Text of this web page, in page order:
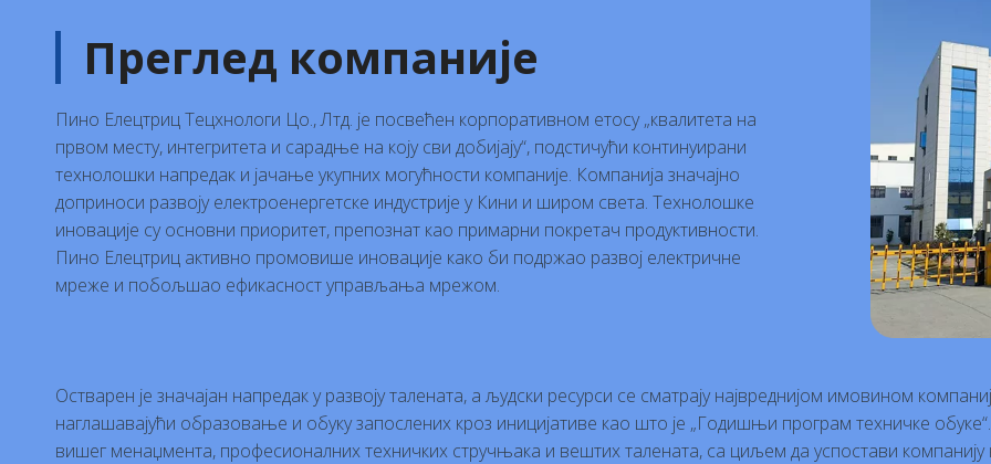
Преглед компаније
Пино Елецтриц Тецхнологи Цо., Лтд. је посвећен корпоративном етосу „квалитета на
првом месту, интегритета и сарадње на коју сви добијају“, подстичући континуирани
технолошки напредак и јачање укупних могућности компаније. Компанија значајно
доприноси развоју електроенергетске индустрије у Кини и широм света. Технолошке
иновације су основни приоритет, препознат као примарни покретач продуктивности.
Пино Елецтриц активно промовише иновације како би подржао развој електричне
мреже и побољшао ефикасност управљања мрежом.
Остварен је значајан напредак у развоју талената, а људски ресурси се сматрају највреднијом имовином
наглашавајући образовање и обуку запослених кроз иницијативе као што је „Годишњи програм техничке
вишег менаџмента, професионалних техничких стручњака и вештих талената, са циљем да успостави